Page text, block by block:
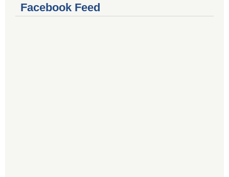
Facebook Feed